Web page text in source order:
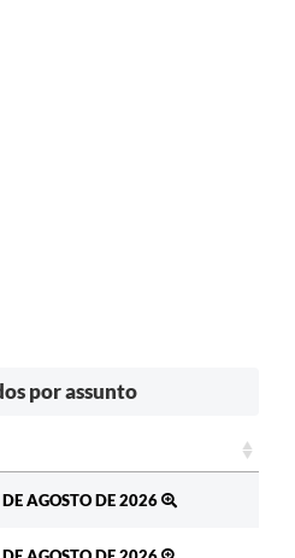
por assunto
AGOSTO DE 2026